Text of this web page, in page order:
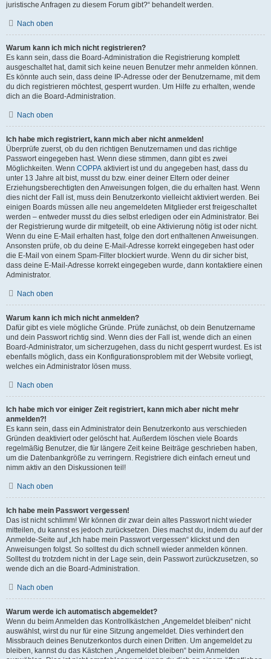
juristische Anfragen zu diesem Forum gibt?“ behandelt werden.
Nach oben
Warum kann ich mich nicht registrieren?
Es kann sein, dass die Board-Administration die Registrierung komplett
ausgeschaltet hat, damit sich keine neuen Benutzer mehr anmelden können.
Es könnte auch sein, dass deine IP-Adresse oder der Benutzername, mit dem
du dich registrieren möchtest, gesperrt wurden. Um Hilfe zu erhalten, wende
dich an die Board-Administration.
Nach oben
Ich habe mich registriert, kann mich aber nicht anmelden!
Überprüfe zuerst, ob du den richtigen Benutzernamen und das richtige
Passwort eingegeben hast. Wenn diese stimmen, dann gibt es zwei
Möglichkeiten. Wenn COPPA aktiviert ist und du angegeben hast, dass du
unter 13 Jahre alt bist, musst du bzw. einer deiner Eltern oder deiner
Erziehungsberechtigten den Anweisungen folgen, die du erhalten hast. Wenn
dies nicht der Fall ist, muss dein Benutzerkonto vielleicht aktiviert werden. Bei
einigen Boards müssen alle neu angemeldeten Mitglieder erst freigeschaltet
werden – entweder musst du dies selbst erledigen oder ein Administrator. Bei
der Registrierung wurde dir mitgeteilt, ob eine Aktivierung nötig ist oder nicht.
Wenn du eine E-Mail erhalten hast, folge den dort enthaltenen Anweisungen.
Ansonsten prüfe, ob du deine E-Mail-Adresse korrekt eingegeben hast oder
die E-Mail von einem Spam-Filter blockiert wurde. Wenn du dir sicher bist,
dass deine E-Mail-Adresse korrekt eingegeben wurde, dann kontaktiere einen
Administrator.
Nach oben
Warum kann ich mich nicht anmelden?
Dafür gibt es viele mögliche Gründe. Prüfe zunächst, ob dein Benutzername
und dein Passwort richtig sind. Wenn dies der Fall ist, wende dich an einen
Board-Administrator, um sicherzugehen, dass du nicht gesperrt wurdest. Es ist
ebenfalls möglich, dass ein Konfigurationsproblem mit der Website vorliegt,
welches ein Administrator lösen muss.
Nach oben
Ich habe mich vor einiger Zeit registriert, kann mich aber nicht mehr
anmelden?!
Es kann sein, dass ein Administrator dein Benutzerkonto aus verschieden
Gründen deaktiviert oder gelöscht hat. Außerdem löschen viele Boards
regelmäßig Benutzer, die für längere Zeit keine Beiträge geschrieben haben,
um die Datenbankgröße zu verringern. Registriere dich einfach erneut und
nimm aktiv an den Diskussionen teil!
Nach oben
Ich habe mein Passwort vergessen!
Das ist nicht schlimm! Wir können dir zwar dein altes Passwort nicht wieder
mitteilen, du kannst es jedoch zurücksetzen. Dies machst du, indem du auf der
Anmelde-Seite auf „Ich habe mein Passwort vergessen“ klickst und den
Anweisungen folgst. So solltest du dich schnell wieder anmelden können.
Solltest du trotzdem nicht in der Lage sein, dein Passwort zurückzusetzen, so
wende dich an die Board-Administration.
Nach oben
Warum werde ich automatisch abgemeldet?
Wenn du beim Anmelden das Kontrollkästchen „Angemeldet bleiben“ nicht
auswählst, wirst du nur für eine Sitzung angemeldet. Dies verhindert den
Missbrauch deines Benutzerkontos durch einen Dritten. Um angemeldet zu
bleiben, kannst du das Kästchen „Angemeldet bleiben“ beim Anmelden